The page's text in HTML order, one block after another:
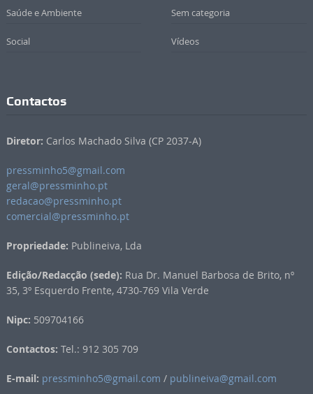
Saúde e Ambiente Sem categoria
Social Vídeos
Contactos
Diretor: Carlos Machado Silva (CP 2037-A)
pressminho5@gmail.com
geral@pressminho.pt
redacao@pressminho.pt
comercial@pressminho.pt
Propriedade: Publineiva, Lda
Edição/Redacção (sede): Rua Dr. Manuel Barbosa de Brito, nº
35, 3º Esquerdo Frente, 4730-769 Vila Verde
Nipc: 509704166
Contactos: Tel.: 912 305 709
E-mail: pressminho5@gmail.com / publineiva@gmail.com